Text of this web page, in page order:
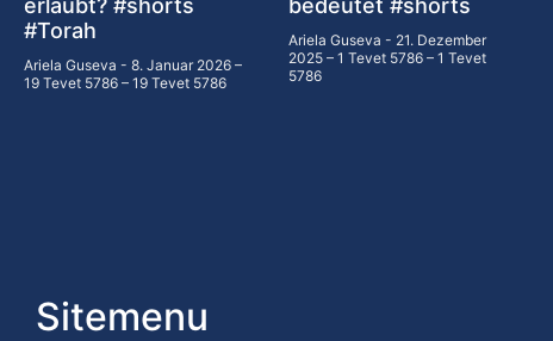
erlaubt? #shorts
#Torah
Ariela Guseva
8. Januar 2026 –
19 Tevet 5786 – 19 Tevet 5786
bedeutet #shorts
Ariela Guseva
21. Dezember
2025 – 1 Tevet 5786 – 1 Tevet
5786
Sitemenu